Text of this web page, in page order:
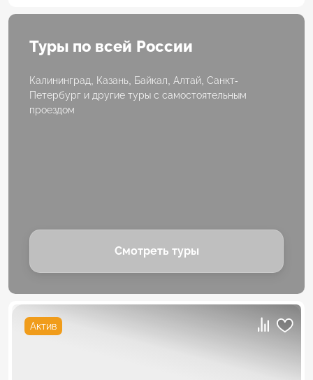
Туры по всей России
Калининград, Казань, Байкал, Алтай, Санкт-
Петербург и другие туры с самостоятельным
проездом
Смотреть туры
Актив